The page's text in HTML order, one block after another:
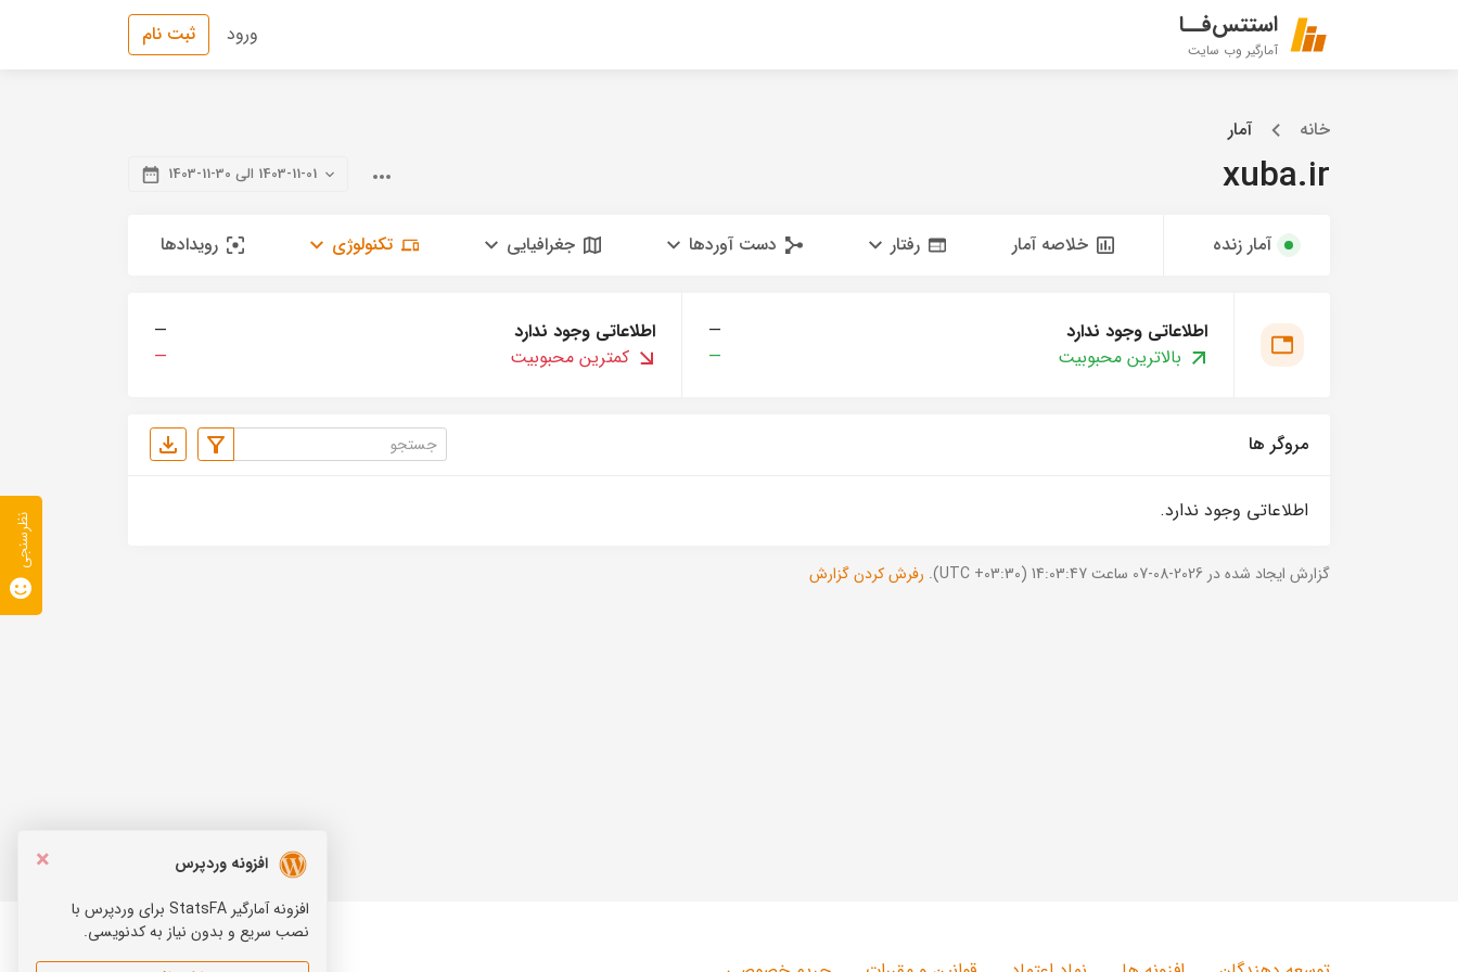
استتس‌فــا
آمارگیر وب سایت
ورود ثبت نام
خانه آمار
xuba.ir 1403-11-01 الی 30-11-1403
آمار زنده خلاصه آمار رفتار دست آوردها جغرافیایی تکنولوژی رویدادها
اطلاعاتی وجود ندارد
—
بالاترین محبوبیت
—
اطلاعاتی وجود ندارد
—
کمترین محبوبیت
—
مروگر ها
اطلاعاتی وجود ندارد.
گزارش ایجاد شده در 2026-08-07 ساعت 14:03:47 (UTC +03:30). رفرش کردن گزارش
×
افزونه وردپرس
افزونه آمارگیر StatsFA برای وردپرس با
نصب سریع و بدون نیاز به کدنویسی.
نظرسنجی